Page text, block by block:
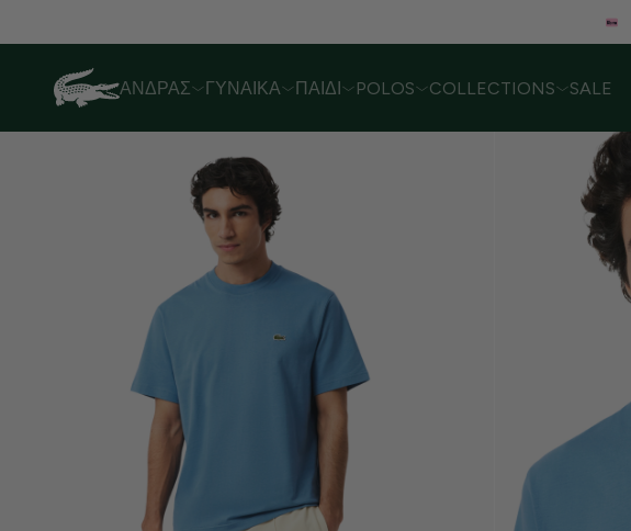
ΆΝΔΡΑΣ ΓΥΝΑΊΚΑ ΠΑΙΔΊ POLOS COLLECTIONS SALE